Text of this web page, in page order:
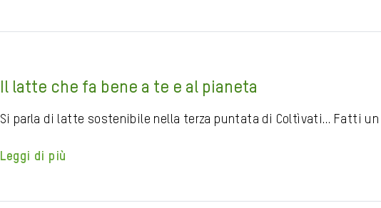
Il latte che fa bene a te e al pianeta
Si parla di latte sostenibile nella terza puntata di Coltìvati… Fatti un
Leggi di più